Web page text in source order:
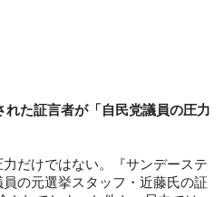
れた証言者が「自民党議員の圧力
力だけではない。『サンデーステ
の元選挙スタッフ・近藤氏の証